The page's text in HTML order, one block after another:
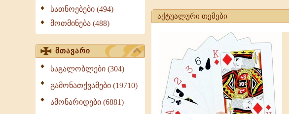
სათნოებები (494)
მოთმინება (488)
მთავარი
საგალობლები (304)
გამონათქვამები (19710)
ამონარიდები (6881)
აქტუალური თემები